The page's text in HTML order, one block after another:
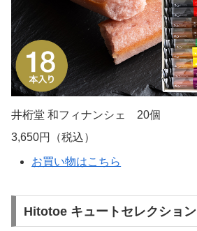
井桁堂 和フィナンシェ 20個
3,650円（税込）
お買い物はこちら
Hitotoe キュートセレクション